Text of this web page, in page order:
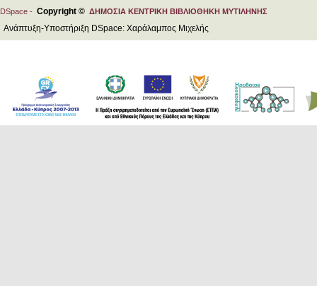
DSpace - Copyright © ΔΗΜΟΣΙΑ ΚΕΝΤΡΙΚΗ ΒΙΒΛΙΟΘΗΚΗ ΜΥΤΙΛΗΝΗΣ
Ανάπτυξη-Υποστήριξη DSpace: Χαράλαμπος Μιχελής